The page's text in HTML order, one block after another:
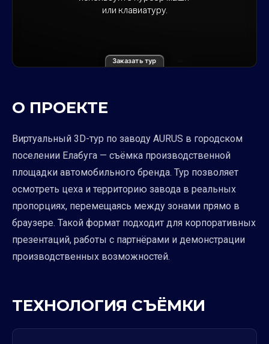
Заказать тур
О ПРОЕКТЕ
Виртуальный 3D-тур по заводу AURUS в городском
поселении Елабуга — съёмка производственной
площадки автомобильного бренда. Тур позволяет
осмотреть цеха и территорию завода в реальных
пропорциях, перемещаясь между зонами прямо в
браузере. Такой формат подходит для корпоративных
презентаций, работы с партнёрами и демонстрации
производственных возможностей.
ТЕХНОЛОГИЯ СЪЁМКИ